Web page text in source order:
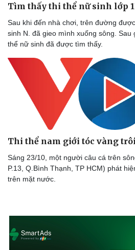
Doanh nghiệp
Thông tin doanh nghiệp
Doanh nhân
Vì cộng đồng
Tìm thấy thi thể nữ sinh lớp
Sau khi đến nhà chơi, trên đường
sinh N. đã gieo mình xuống sông. Sau
thể nữ sinh đã được tìm thấy.
Thi thể nam giới tóc vàng
Sáng 23/10, một người câu cá trên
P.13, Q.Bình Thạnh, TP HCM) phát
trên mặt nước.